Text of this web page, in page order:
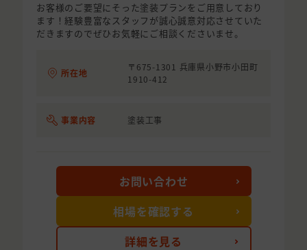
お客様のご要望にそった塗装プランをご用意しており
ます！経験豊富なスタッフが誠心誠意対応させていた
だきますのでぜひお気軽にご相談くださいませ。
所在地
〒675-1301 兵庫県小野市小田町
1910-412
事業内容 塗装工事
詳細を見る
お問い合わせ
相場を確認する